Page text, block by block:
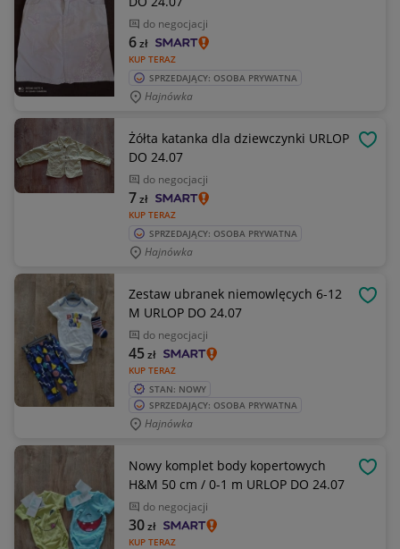
do negocjacji
KUP TERAZ
6zł
SPRZEDAJĄCY: OSOBA PRYWATNA
Hajnówka
Żółta katanka dla dziewczynki URLOP
DO 24.07
do negocjacji
KUP TERAZ
7zł
SPRZEDAJĄCY: OSOBA PRYWATNA
Hajnówka
Zestaw ubranek niemowlęcych 6-12
M URLOP DO 24.07
do negocjacji
KUP TERAZ
45zł
STAN: NOWY
SPRZEDAJĄCY: OSOBA PRYWATNA
Hajnówka
Nowy komplet body kopertowych
H&M 50 cm / 0-1 m URLOP DO 24.07
do negocjacji
KUP TERAZ
30zł